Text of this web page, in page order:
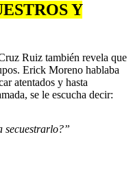
Y
Ruiz también revela que
Erick Moreno hablaba
atentados y hasta
se le escucha decir:
secuestrarlo?”